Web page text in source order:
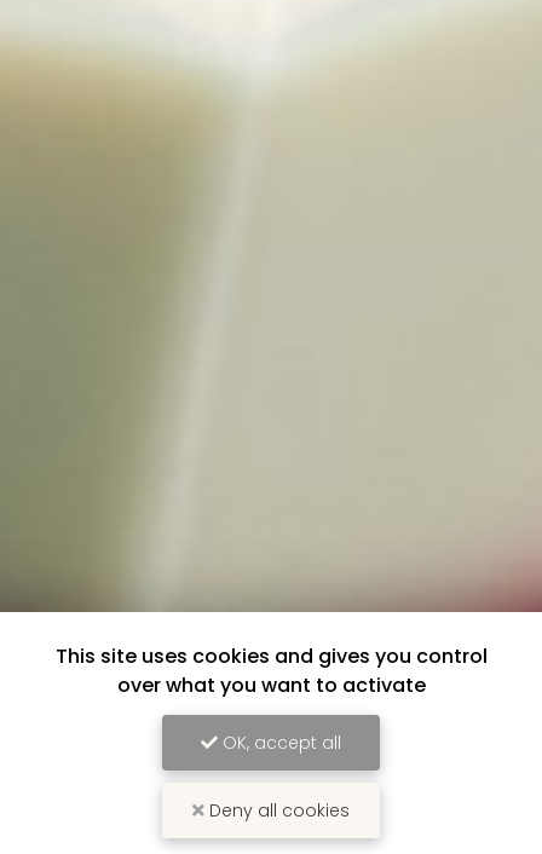
This site uses cookies and gives you control
over what you want to activate
OK, accept all
Deny all cookies